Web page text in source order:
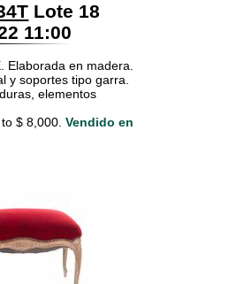
Lote 18
11:00
Elaborada en madera.
y soportes tipo garra.
elementos
$ 8,000. Vendido en